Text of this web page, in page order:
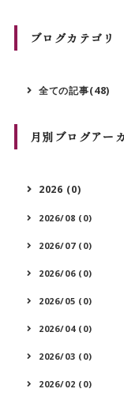
ブログカテゴリ
全ての記事(48)
月別ブログアー
2026 (0)
2026/08 (0)
2026/07 (0)
2026/06 (0)
2026/05 (0)
2026/04 (0)
2026/03 (0)
2026/02 (0)